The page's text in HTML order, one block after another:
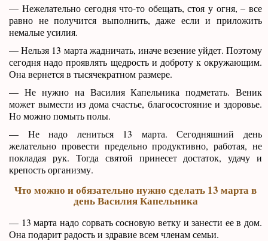
— Нежелательно сегодня что-то обещать, стоя у огня, – все
равно не получится выполнить, даже если и приложить
немалые усилия.
— Нельзя 13 марта жадничать, иначе везение уйдет. Поэтому
сегодня надо проявлять щедрость и доброту к окружающим.
Она вернется в тысячекратном размере.
— Не нужно на Василия Капельника подметать. Веник
может вымести из дома счастье, благосостояние и здоровье.
Но можно помыть полы.
— Не надо лениться 13 марта. Сегодняшний день
желательно провести предельно продуктивно, работая, не
покладая рук. Тогда святой принесет достаток, удачу и
крепость организму.
Что можно и обязательно нужно сделать 13 марта в
день Василия Капельника
— 13 марта надо сорвать сосновую ветку и занести ее в дом.
Она подарит радость и здравие всем членам семьи.